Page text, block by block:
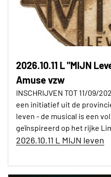
2026.10.11 L "MIJN
Amuse vzw
INSCHRIJVEN TOT 11/09/
een initiatief uit de
leven - de musical is een
geïnspireerd op het rijke
2026.10.11 L MIJN leven